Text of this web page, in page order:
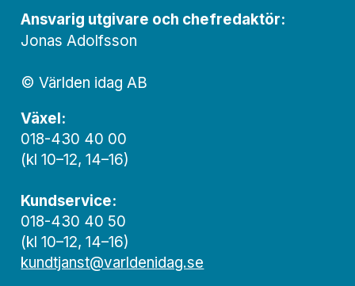
Ansvarig utgivare och chef­redaktör:
Jonas Adolfsson
© Världen idag AB
Växel:
018-430 40 00
(kl 10–12, 14–16)
Kundservice:
018-430 40 50
(kl 10–12, 14–16)
kundtjanst@varldenidag.se